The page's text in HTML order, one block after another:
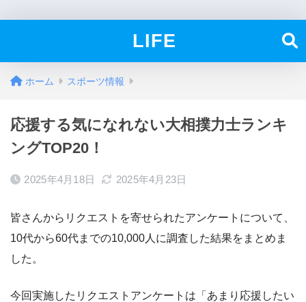
LIFE
ホーム スポーツ情報
応援する気になれない大相撲力士ランキ
ングTOP20！
2025年4月18日 2025年4月23日
皆さんからリクエストを寄せられたアンケートについて、
10代から60代までの10,000人に調査した結果をまとめま
した。
今回実施したリクエストアンケートは「あまり応援したい